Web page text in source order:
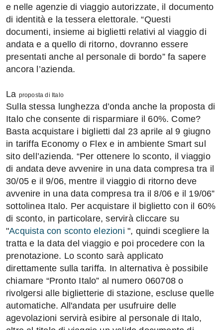
e nelle agenzie di viaggio autorizzate, il documento
di identità e la tessera elettorale. “Questi
documenti, insieme ai biglietti relativi al viaggio di
andata e a quello di ritorno, dovranno essere
presentati anche al personale di bordo” fa sapere
ancora l’azienda.
La proposta di Italo
Sulla stessa lunghezza d’onda anche la proposta di
Italo che consente di risparmiare il 60%. Come?
Basta acquistare i biglietti dal 23 aprile al 9 giugno
in tariffa Economy o Flex e in ambiente Smart sul
sito dell’azienda. “Per ottenere lo sconto, il viaggio
di andata deve avvenire in una data compresa tra il
30/05 e il 9/06, mentre il viaggio di ritorno deve
avvenire in una data compresa tra il 8/06 e il 19/06”
sottolinea Italo. Per acquistare il biglietto con il 60%
di sconto, in particolare, servirà cliccare su
"Acquista con sconto elezioni ", quindi scegliere la
tratta e la data del viaggio e poi procedere con la
prenotazione. Lo sconto sarà applicato
direttamente sulla tariffa. In alternativa è possibile
chiamare “Pronto Italo” al numero 060708 o
rivolgersi alle biglietterie di stazione, escluse quelle
automatiche. All'andata per usufruire delle
agevolazioni servirà esibire al personale di Italo,